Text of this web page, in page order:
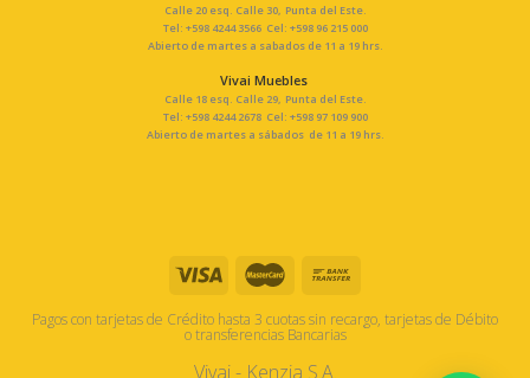
Calle 20 esq. Calle 30, Punta del Este.
Tel: +598 4244 3566 Cel: +598 96 215 000
Abierto de martes a sabados de 11 a 19 hrs.
Vivai Muebles
Calle 18 esq. Calle 29, Punta del Este.
Tel: +598 4244 2678 Cel: +598 97 109 900
Abierto de martes a sábados de 11 a 19 hrs.
Pagos con tarjetas de Crédito hasta 3 cuotas sin recargo, tarjetas de Débito
o transferencias Bancarias
Vivai - Kenzia S.A.